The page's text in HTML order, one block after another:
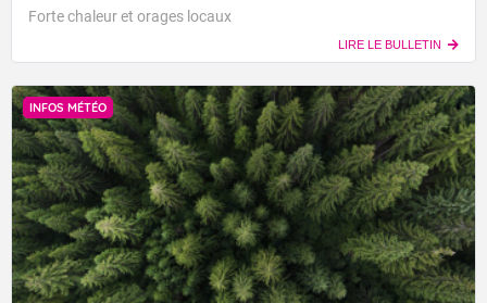
Forte chaleur et orages locaux
LIRE LE BULLETIN
INFOS MÉTÉO